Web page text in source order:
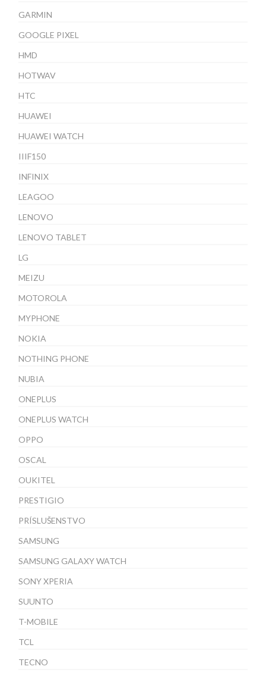
GARMIN
GOOGLE PIXEL
HMD
HOTWAV
HTC
HUAWEI
HUAWEI WATCH
IIIF150
INFINIX
LEAGOO
LENOVO
LENOVO TABLET
LG
MEIZU
MOTOROLA
MYPHONE
NOKIA
NOTHING PHONE
NUBIA
ONEPLUS
ONEPLUS WATCH
OPPO
OSCAL
OUKITEL
PRESTIGIO
PRÍSLUŠENSTVO
SAMSUNG
SAMSUNG GALAXY WATCH
SONY XPERIA
SUUNTO
T-MOBILE
TCL
TECNO